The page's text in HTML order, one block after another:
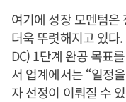
여기에 성장 모멘텀은
더욱 뚜렷해지고 있다
DC) 1단계 완공 목표
서 업계에서는 “일정
자 선정이 이뤄질 수